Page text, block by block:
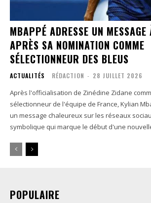
MBAPPÉ ADRESSE UN MESSAGE
APRÈS SA NOMINATION COMME
SÉLECTIONNEUR DES BLEUS
ACTUALITÉS RÉDACTION - 28 JUILLET 2026
Après l'officialisation de Zinédine Zidane
sélectionneur de l'équipe de France, Kylian
un message chaleureux sur les réseaux
symbolique qui marque le début d'une
POPULAIRE